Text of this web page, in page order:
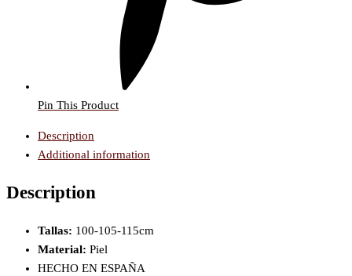
Pin This Product
Description
Additional information
Description
Tallas: 100-105-115cm
Material: Piel
HECHO EN ESPAÑA